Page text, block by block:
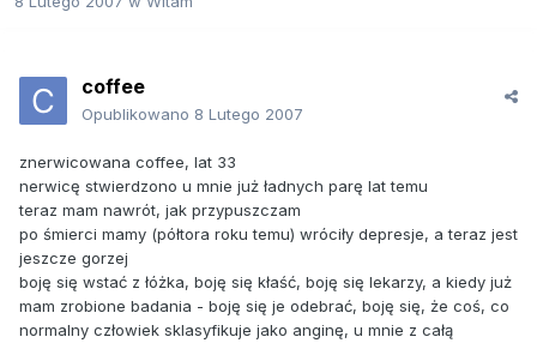
coffee
Opublikowano 8 Lutego 2007
znerwicowana coffee, lat 33
nerwicę stwierdzono u mnie już ładnych parę lat temu
teraz mam nawrót, jak przypuszczam
po śmierci mamy (półtora roku temu) wróciły depresje, a teraz jest
jeszcze gorzej
boję się wstać z łóżka, boję się kłaść, boję się lekarzy, a kiedy już
mam zrobione badania - boję się je odebrać, boję się, że coś, co
normalny człowiek sklasyfikuje jako anginę, u mnie z całą